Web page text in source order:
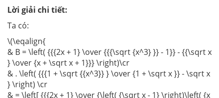
Lời giải chi tiết:
Ta có:
\(\eqalign{
& B = \left( {{{2x + 1} \over {{{\sqrt {x^3} }} - 1}} - {{\sqrt x
} \over {x + \sqrt x + 1}}} \right)\cr
& . \left( {{{1 + \sqrt {{x^3}} } \over {1 + \sqrt x }} - \sqrt x
} \right) \cr
& = \left[ {{{2x + 1} \over {\left( {\sqrt x - 1} \right)\left( {x